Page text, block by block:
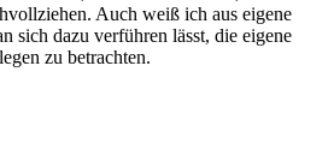
Auch weiß ich aus eigene
sich dazu verführen lässt, die eigene
zu betrachten.